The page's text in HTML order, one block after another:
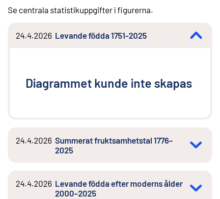
Se centrala statistikuppgifter i figurerna.
24.4.2026 Levande födda 1751-2025
Diagrammet kunde inte skapas
24.4.2026 Summerat fruktsamhetstal 1776–
2025
24.4.2026 Levande födda efter moderns ålder
2000–2025